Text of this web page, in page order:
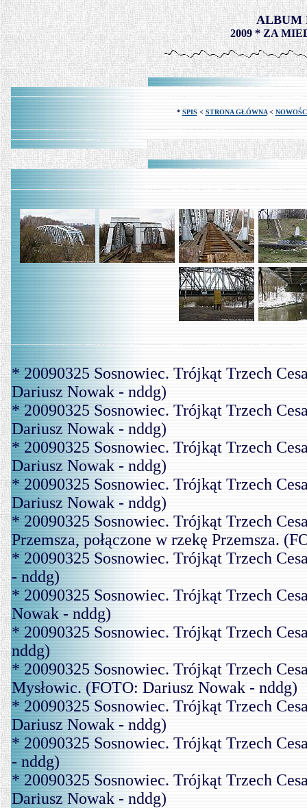
ALBUM
2009 * ZA
* SPIS< STRONA GŁÓWNA<
* 20090325 Sosnowiec. Trójkąt Trzech
Dariusz Nowak - nddg)
* 20090325 Sosnowiec. Trójkąt Trzech
Dariusz Nowak - nddg)
* 20090325 Sosnowiec. Trójkąt Trzech
Dariusz Nowak - nddg)
* 20090325 Sosnowiec. Trójkąt Trzech
Dariusz Nowak - nddg)
* 20090325 Sosnowiec. Trójkąt Trzech
Przemsza, połączone w rzekę Przemsza.
* 20090325 Sosnowiec. Trójkąt Trzech
- nddg)
* 20090325 Sosnowiec. Trójkąt Trzech
Nowak - nddg)
* 20090325 Sosnowiec. Trójkąt Trzech
nddg)
* 20090325 Sosnowiec. Trójkąt Trzech
Mysłowic. (FOTO: Dariusz Nowak - nddg)
* 20090325 Sosnowiec. Trójkąt Trzech
Dariusz Nowak - nddg)
* 20090325 Sosnowiec. Trójkąt Trzech
- nddg)
* 20090325 Sosnowiec. Trójkąt Trzech
Dariusz Nowak - nddg)